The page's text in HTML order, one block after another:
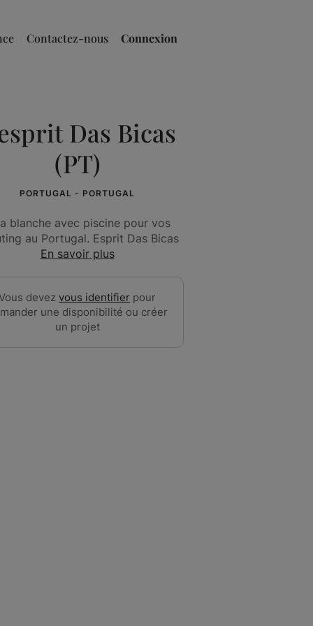
Contactez-nous Connexion
Das Bicas
(PT)
PORTUGAL - PORTUGAL
blanche avec piscine pour vos
au Portugal. Esprit Das Bicas
En savoir plus
devezvous identifier pour
une disponibilité ou créer
un projet